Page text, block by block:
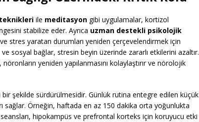
ile meditasyon gibi uygulamalar, kortizol
stabilize eder. Ayrıca uzman destekli psikolojik
stres yaratan durumları yeniden çerçevelendirmek için
ve sosyal bağlar, stresin beyin üzerinde zararlı etkilerini azaltır.
yeniden yapılanmasını kolaylaştırır ve nörolojik
şekilde sürdürülmesidir. Günlük rutina entegre edilen küçük
sağlar. Örneğin, haftada en az 150 dakika orta yoğunlukta
hipokampüs ve prefrontal korteks için koruyucu etki